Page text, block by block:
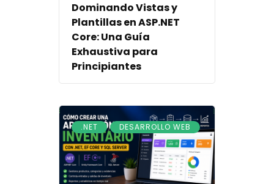
Dominando Vistas y
Plantillas en ASP.NET
Core: Una Guía
Exhaustiva para
Principiantes
.NET , DESARROLLO WEB